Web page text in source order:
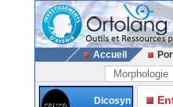
Accueil
Morphologie
Dicosyn